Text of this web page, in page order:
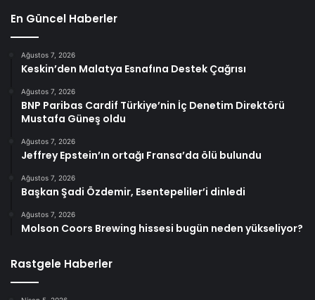
En Güncel Haberler
Ağustos 7, 2026
Keskin’den Malatya Esnafına Destek Çağrısı
Ağustos 7, 2026
BNP Paribas Cardif Türkiye’nin İç Denetim Direktörü
Mustafa Güneş oldu
Ağustos 7, 2026
Jeffrey Epstein’ın ortağı Fransa’da ölü bulundu
Ağustos 7, 2026
Başkan Şadi Özdemir, Esentepeliler’i dinledi
Ağustos 7, 2026
Molson Coors Brewing hissesi bugün neden yükseliyor?
Rastgele Haberler